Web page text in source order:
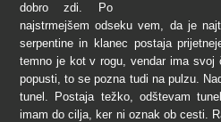
dobro zdi. Po
najstrmejšem odseku vem, da je
serpentine in klanec postaja
temno je kot v rogu, vendar ima svoj
popusti, to se pozna tudi na pulzu.
tunel. Postaja težko, odštevam
imam do cilja, ker ni oznak ob cesti.